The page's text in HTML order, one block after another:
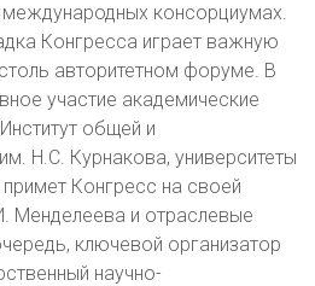
международных консорциумах.
Конгресса играет важную
авторитетном форуме. В
участие академические
общей и
Н.С. Курнакова, университеты
Конгресс на своей
Менделеева и отраслевые
ключевой организатор
научно-